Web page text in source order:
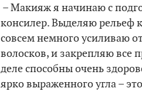
– Макияж я начинаю с
консилер. Выделяю
совсем немного усиливаю
волосков, и закрепляю все
деле способны очень
ярко выраженного угла –